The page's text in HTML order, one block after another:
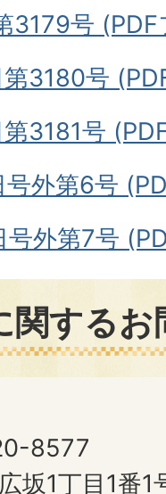
3179号
3180号
3181号
外第6号
外第7号
関する
8577
坂1丁目1番1